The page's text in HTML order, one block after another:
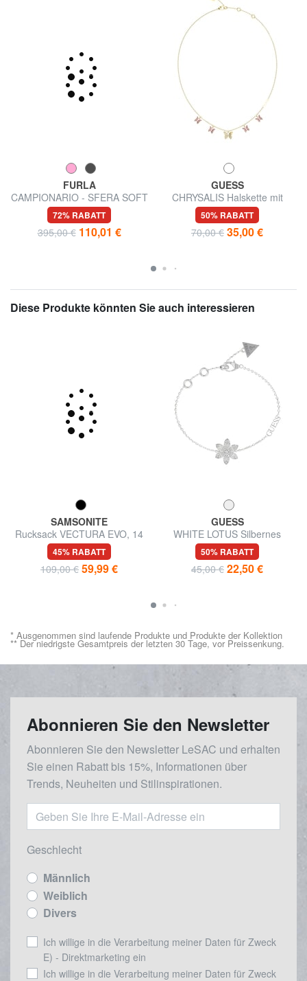
FURLA
CAMPIONARIO - SFERA SOFT
Schultertasche, Leder,
Hergestellt in Italien
72% RABATT
395,00 € 110,01 €
GUESS
CHRYSALIS Halskette mit
mehreren Anhängern aus
Kristallen und
Schmetterlingsmotiv
50% RABATT
70,00 € 35,00 €
Diese Produkte könnten Sie auch interessieren
SAMSONITE
Rucksack VECTURA EVO, 14
"PC-Halterung, mit Easy Pass
45% RABATT
109,00 € 59,99 €
GUESS
WHITE LOTUS Silbernes
Armband
50% RABATT
45,00 € 22,50 €
* Ausgenommen sind laufende Produkte und Produkte der Kollektion
** Der niedrigste Gesamtpreis der letzten 30 Tage, vor Preissenkung.
Abonnieren Sie den Newsletter
Abonnieren Sie den Newsletter LeSAC und erhalten
Sie einen Rabatt bis 15%, Informationen über
Trends, Neuheiten und Stilinspirationen.
Geschlecht
Männlich
Weiblich
Divers
Ich willige in die Verarbeitung meiner Daten für Zweck
E) - Direktmarketing ein
Ich willige in die Verarbeitung meiner Daten für Zweck